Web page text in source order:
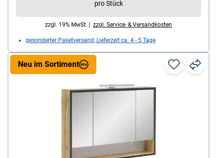
pro Stück
zzgl. 19% MwSt. | zzgl. Service- & Versandkosten
gesonderter Paketversand, Lieferzeit ca. 4 - 5 Tage
Neu im Sortiment